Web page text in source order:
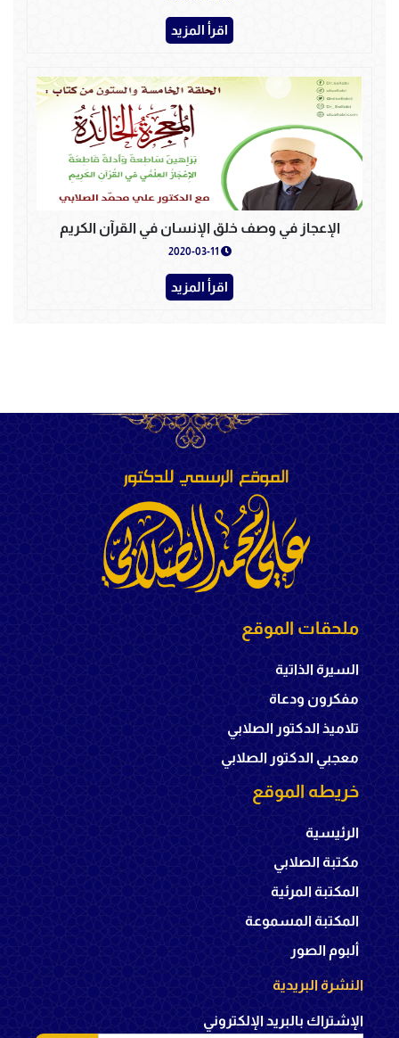
اقرأ المزيد
الإعجاز في وصف خلق الإنسان في القرآن الكريم
اقرأ المزيد
ملحقات الموقع
السيرة الذاتية
مفكرون ودعاة
تلاميذ الدكتور الصلابي
معجبي الدكتور الصلابي
خريطه الموقع
الرئيسية
مكتبة الصلابي
المكتبة المرئية
المكتبة المسموعة
ألبوم الصور
النشرة البريدية
الإشتراك بالبريد الإلكتروني